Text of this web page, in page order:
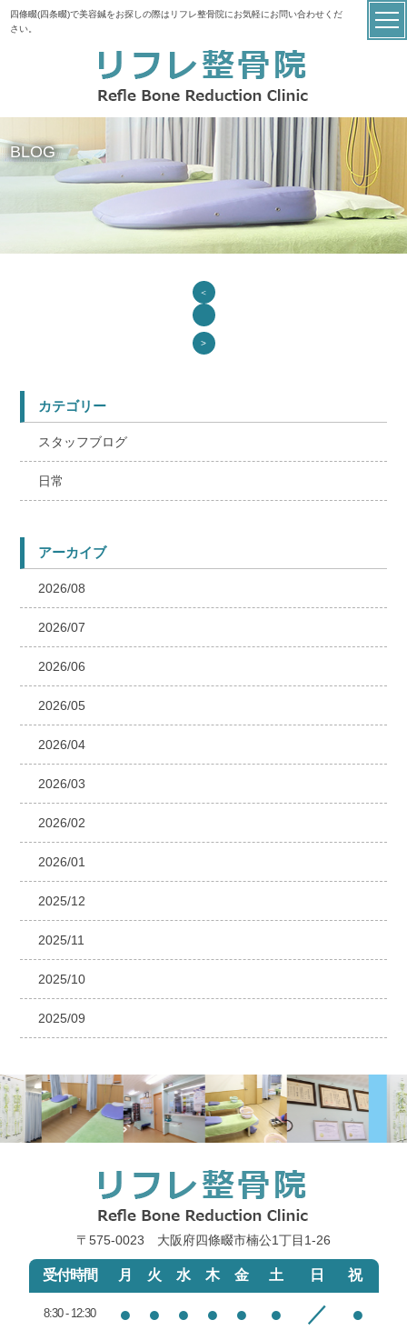
四條畷(四条畷)で美容鍼をお探しの際はリフレ整骨院にお気軽にお問い合わせくだ
さい。
BLOG
＜
>
カテゴリー
スタッフブログ
日常
アーカイブ
2026/08
2026/07
2026/06
2026/05
2026/04
2026/03
2026/02
2026/01
2025/12
2025/11
2025/10
2025/09
〒575-0023 大阪府四條畷市楠公1丁目1‐26
受付時間 月 火 水 木 金 土 日 祝
8:30 - 12:30 ● ● ● ● ● ● ／ ●